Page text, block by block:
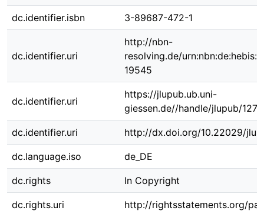
dc.identifier.isbn 3-89687-472-1
dc.identifier.uri
http://nbn-
resolving.de/
19545
dc.identifier.uri
https://jlupub.ub.uni-
giessen.de//handle/jlupub/
dc.identifier.uri http://dx.doi.org/10.22029/
dc.language.iso de_DE
dc.rights In Copyright
dc.rights.uri http://rightsstatements.org/